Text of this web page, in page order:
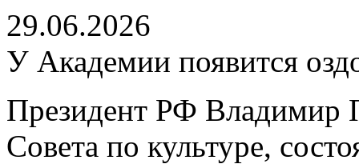
29.06.2026
У Академии появится
Президент РФ Владимир
Совета по культуре,